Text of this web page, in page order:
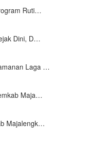
Ruti…
Dini, D…
Laga …
Maja…
Majalengk…